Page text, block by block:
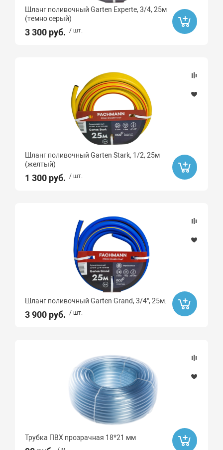
Шланг поливочный Garten Experte, 3/4, 25м
(темно серый)
3 300 руб. / шт.
Шланг поливочный Garten Stark, 1/2, 25м
(желтый)
1 300 руб. / шт.
Шланг поливочный Garten Grand, 3/4", 25м.
3 900 руб. / шт.
Трубка ПВХ прозрачная 18*21 мм